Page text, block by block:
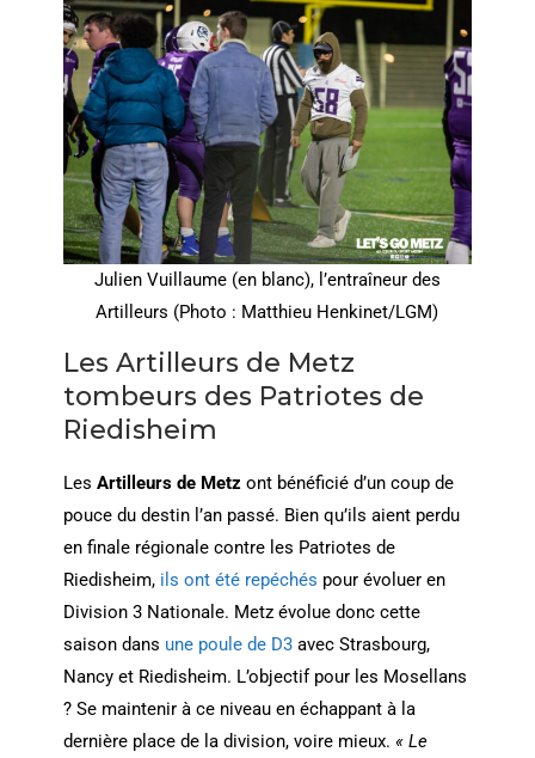
Julien Vuillaume (en blanc), l’entraîneur des
Artilleurs (Photo : Matthieu Henkinet/LGM)
Les Artilleurs de Metz
tombeurs des Patriotes de
Riedisheim
Les Artilleurs de Metzont bénéficié d’un coup de
pouce du destin l’an passé. Bien qu’ils aient perdu
en finale régionale contre les Patriotes de
Riedisheim, ils ont été repéchés pour évoluer en
Division 3 Nationale. Metz évolue donc cette
saison dans une poule de D3avec Strasbourg,
Nancy et Riedisheim. L’objectif pour les Mosellans
? Se maintenir à ce niveau en échappant à la
dernière place de la division, voire mieux. « Le